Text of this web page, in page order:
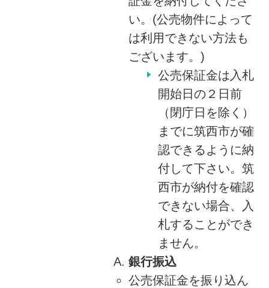
い。(公売物件によって
は利用できない方法も
ございます。)
公売保証金は入札
開始日の２日前
（閉庁日を除く）
までに筑西市が確
認できるように納
付して下さい。筑
西市が納付を確認
できない場合、入
札することができ
ません。
銀行振込
公売保証金を振り込ん